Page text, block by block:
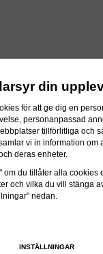
din
för att ge dig en
personanpassad
tillförlitliga och
vi in information om
deras enheter.
om du tillåter alla cookies
och vilka du vill stänga
nedan.
INSTÄLLNINGAR